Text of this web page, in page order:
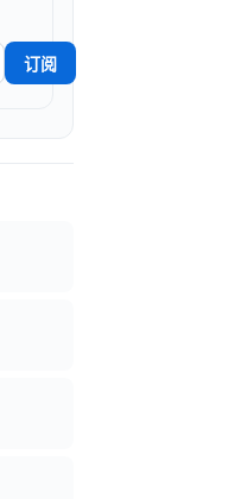
订阅